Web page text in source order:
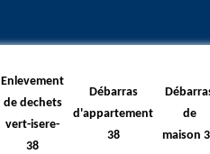
Enlevement
de dechets
vert-isere-
38
Débarras
d'appartement
38
de
maison